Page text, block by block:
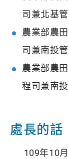
司兼北基
農業部農
司兼南投
農業部農
程司兼南
處長的話
109年10月